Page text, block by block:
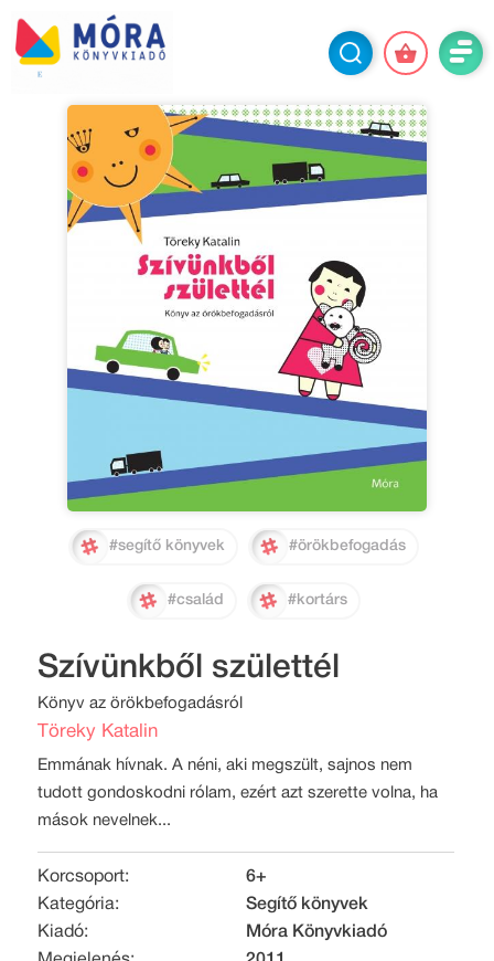
#segítő könyvek #örökbefogadás
#család #kortárs
Szívünkből születtél
Könyv az örökbefogadásról
Töreky Katalin
Emmának hívnak. A néni, aki megszült, sajnos nem
tudott gondoskodni rólam, ezért azt szerette volna, ha
mások nevelnek...
Korcsoport:
6+
Kategória:
Segítő könyvek
Kiadó:
Móra Könyvkiadó